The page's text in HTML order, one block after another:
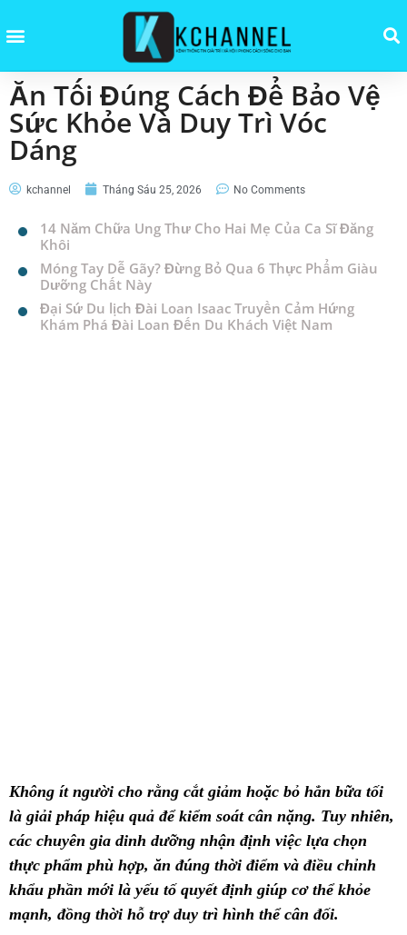
Ăn Tối Đúng Cách Để Bảo Vệ
Sức Khỏe Và Duy Trì Vóc
Dáng
kchannel Tháng Sáu 25, 2026 No Comments
14 Năm Chữa Ung Thư Cho Hai Mẹ Của Ca Sĩ Đăng
Khôi
Móng Tay Dễ Gãy? Đừng Bỏ Qua 6 Thực Phẩm Giàu
Dưỡng Chất Này
Đại Sứ Du lịch Đài Loan Isaac Truyền Cảm Hứng
Khám Phá Đài Loan Đến Du Khách Việt Nam
Không ít người cho rằng cắt giảm hoặc bỏ hẳn bữa tối
là giải pháp hiệu quả để kiểm soát cân nặng. Tuy nhiên,
các chuyên gia dinh dưỡng nhận định việc lựa chọn
thực phẩm phù hợp, ăn đúng thời điểm và điều chỉnh
khẩu phần mới là yếu tố quyết định giúp cơ thể khỏe
mạnh, đồng thời hỗ trợ duy trì hình thể cân đối.